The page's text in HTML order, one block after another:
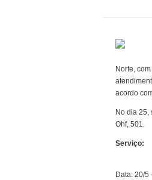
Norte,
acordo
No dia 25,
Ohf, 501.
Serviço:
Data: 20/5